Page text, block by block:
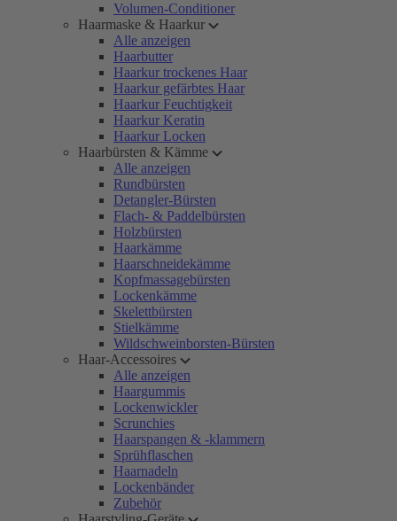
Volumen-Conditioner
Haarmaske & Haarkur
Alle anzeigen
Haarbutter
Haarkur trockenes Haar
Haarkur gefärbtes Haar
Haarkur Feuchtigkeit
Haarkur Keratin
Haarkur Locken
Haarbürsten & Kämme
Alle anzeigen
Rundbürsten
Detangler-Bürsten
Flach- & Paddelbürsten
Holzbürsten
Haarkämme
Haarschneidekämme
Kopfmassagebürsten
Lockenkämme
Skelettbürsten
Stielkämme
Wildschweinborsten-Bürsten
Haar-Accessoires
Alle anzeigen
Haargummis
Lockenwickler
Scrunchies
Haarspangen & -klammern
Sprühflaschen
Haarnadeln
Lockenbänder
Zubehör